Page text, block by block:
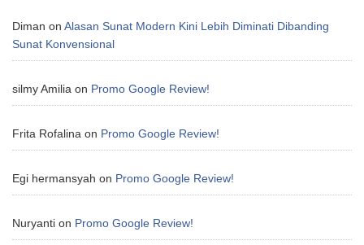
Diman on Alasan Sunat Modern Kini Lebih Diminati Dibanding
Sunat Konvensional
silmy Amilia on Promo Google Review!
Frita Rofalina on Promo Google Review!
Egi hermansyah on Promo Google Review!
Nuryanti on Promo Google Review!